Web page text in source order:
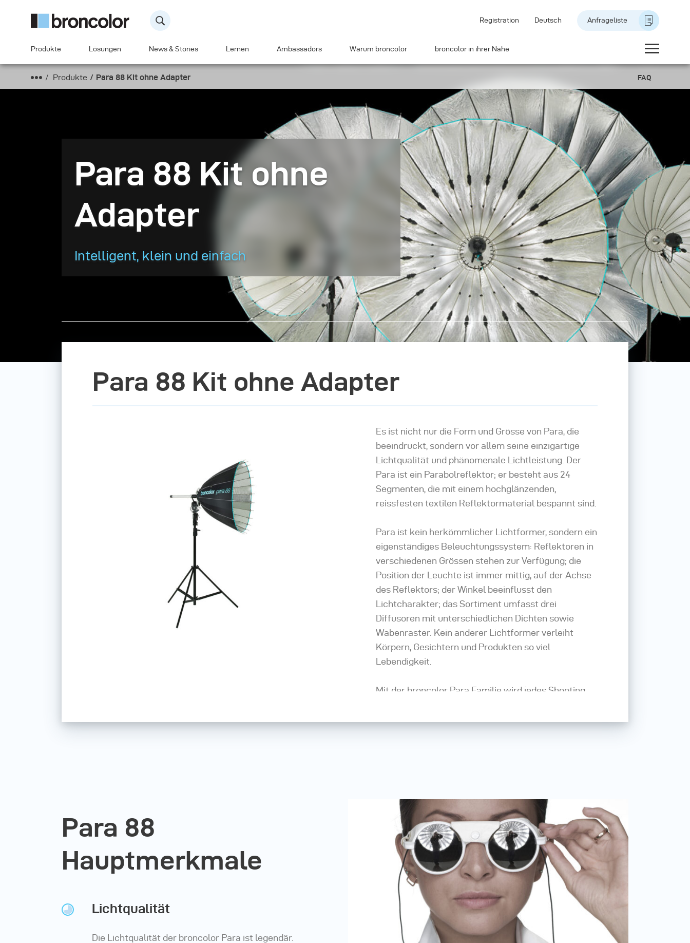
Registration Deutsch Anfrageliste
Produkte Lösungen News & Stories Lernen Ambassadors Warum broncolor broncolor in ihrer Nähe
Produkte Para 88 Kit ohne Adapter FAQ
Para 88 Kit ohne
Adapter
Intelligent, klein und einfach
Para 88 Kit ohne Adapter
Es ist nicht nur die Form und Grösse von Para, die
beeindruckt, sondern vor allem seine einzigartige
Lichtqualität und phänomenale Lichtleistung. Der
Para ist ein Parabolreflektor; er besteht aus 24
Segmenten, die mit einem hochglänzenden,
reissfesten textilen Reflektormaterial bespannt sind.
Para ist kein herkömmlicher Lichtformer, sondern ein
eigenständiges Beleuchtungssystem: Reflektoren in
verschiedenen Grössen stehen zur Verfügung; die
Position der Leuchte ist immer mittig, auf der Achse
des Reflektors; der Winkel beeinflusst den
Lichtcharakter; das Sortiment umfasst drei
Diffusoren mit unterschiedlichen Dichten sowie
Wabenraster. Kein anderer Lichtformer verleiht
Körpern, Gesichtern und Produkten so viel
Lebendigkeit.
Mit der broncolor Para Familie wird jedes Shooting
Para 88
Hauptmerkmale
Lichtqualität
Die Lichtqualität der broncolor Para ist legendär.